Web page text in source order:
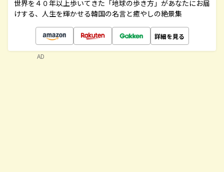
世界を４０年以上歩いてきた「地球の歩き方」があなたにお届
けする、人生を輝かせる韓国の名言と癒やしの絶景集
詳細を見る
AD